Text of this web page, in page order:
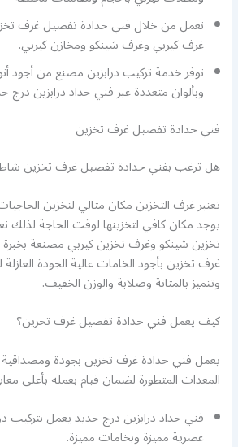
نعمل من خلال فني حدادة تفصيل غرف
غرف كيربي وغرف شينكو ومخازن كيربي.
نوفر خدمة تركيب درابزين مصنع من أجود
وبألوان متعددة عبر فني حداد درابزين درج
فني حدادة تفصيل غرف تخزين
هل ترغب بفني حدادة تفصيل غرف تخزين
تعتبر غرف التخزين مكان مثالي لتخزين الحاجيات
يوجد مكان كافي لتخزينها لوقت الحاجة لذلك
تخزين شينكو وغرف تخزين كيربي مصنعة
غرف تخزين بأجود الخامات عالية الجودة
وتتميز بالمتانة وصلابة والوزن الخفيف.
كيف يعمل فني حدادة تفصيل غرف تخزين؟
يعمل فني حدادة غرف تخزين بجودة ومصداقية
المعدات المتطورة لضمان قيام بعمله بأعلى
فني حداد درابزين درج حديد يعمل بتركيب
عصرية مميزة وبخامات مميزة.